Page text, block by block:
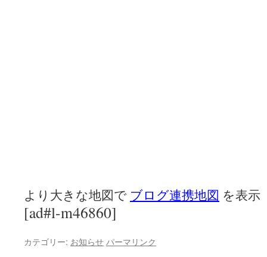
より大きな地図で ブログ連携地図 を表示
[ad#l-m46860]
カテゴリー: お知らせ パーマリンク